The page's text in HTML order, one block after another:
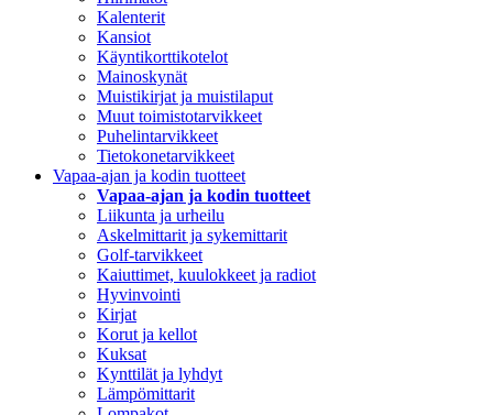
Kalenterit
Kansiot
Käyntikorttikotelot
Mainoskynät
Muistikirjat ja muistilaput
Muut toimistotarvikkeet
Puhelintarvikkeet
Tietokonetarvikkeet
Vapaa-ajan ja kodin tuotteet
Vapaa-ajan ja kodin tuotteet
Liikunta ja urheilu
Askelmittarit ja sykemittarit
Golf-tarvikkeet
Kaiuttimet, kuulokkeet ja radiot
Hyvinvointi
Kirjat
Korut ja kellot
Kuksat
Kynttilät ja lyhdyt
Lämpömittarit